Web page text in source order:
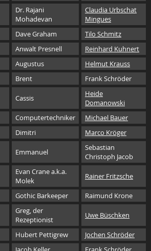
Dr. Rajani
Mohadevan
Claudia Urbschat
Mingues
Dave Graham
Tilo Schmitz
Anwalt Presnell
Reinhard Kuhnert
Augustus
Helmut Krauss
Brent Frank Schröder
Cassis
Heide
Domanowski
Computertechniker
Michael Bauer
Dimitri Marco Kröger
Emmanuel
Sebastian
Christoph Jacob
Evan Crane a.k.a.
Molek
Rainer Fritzsche
Gothic Barkeeper Raimund Krone
Greg, der
Rezeptionist
Uwe Büschken
Hubert Pettigrew
Jochen Schröder